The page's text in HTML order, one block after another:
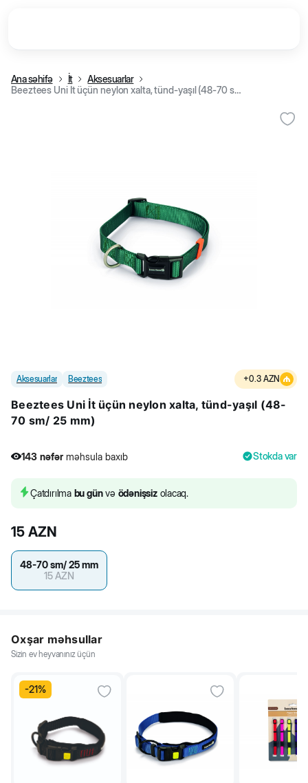
Ana səhifə İt
Aksesuarlar
Beeztees Uni İt üçün neylon xalta, tünd-yaşıl (48-70 sm/ 25 mm)
Aksesuarlar Beeztees +0.3 AZN
Beeztees Uni İt üçün neylon xalta, tünd-yaşıl (48-
70 sm/ 25 mm)
143 nəfər məhsula baxıb
143 nəfər məhsula baxıb
Stokda var
Çatdırılma bu günvə ödənişsizolacaq.
15 AZN
48-70 sm/ 25 mm
15AZN
Oxşar məhsullar
Sizin ev heyvanınız üçün
-21%